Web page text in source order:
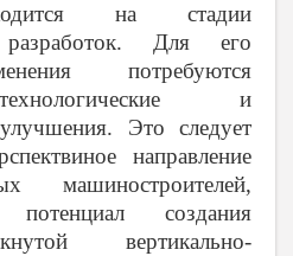
на стадии
Для его
потребуются
и
Это следует
направление
машиностроителей,
создания
вертикально-